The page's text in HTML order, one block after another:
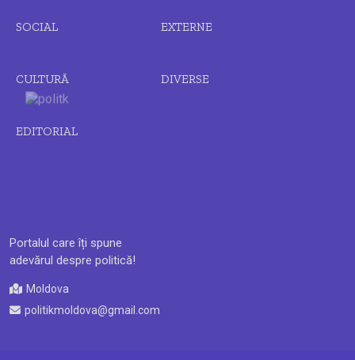
Portalul care îți spune
adevărul despre politică!
Moldova
politikmoldova@gmail.com
SOCIAL EXTERNE
CULTURĂ DIVERSE
EDITORIAL